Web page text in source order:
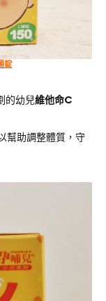
錠
的幼兒維他命C
幫助調整體質，守